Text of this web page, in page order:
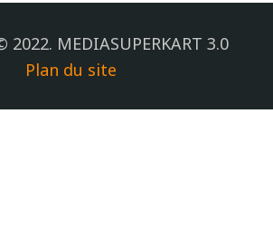
MEDIASUPERKART 3.0
Plan du site